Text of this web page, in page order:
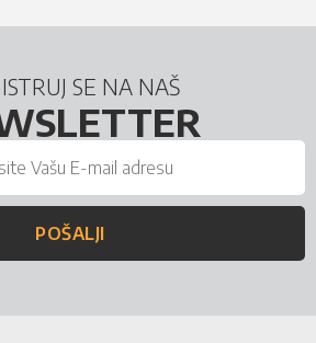
SE NA NAŠ
POŠALJI